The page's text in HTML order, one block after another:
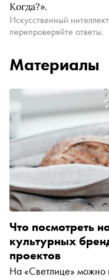
Когда?».
Искусственный
перепроверяйте ответы.
Материалы
Что посмотреть
культурных
проектов
На «Светлице» можно и покупать, и разглядывать, и